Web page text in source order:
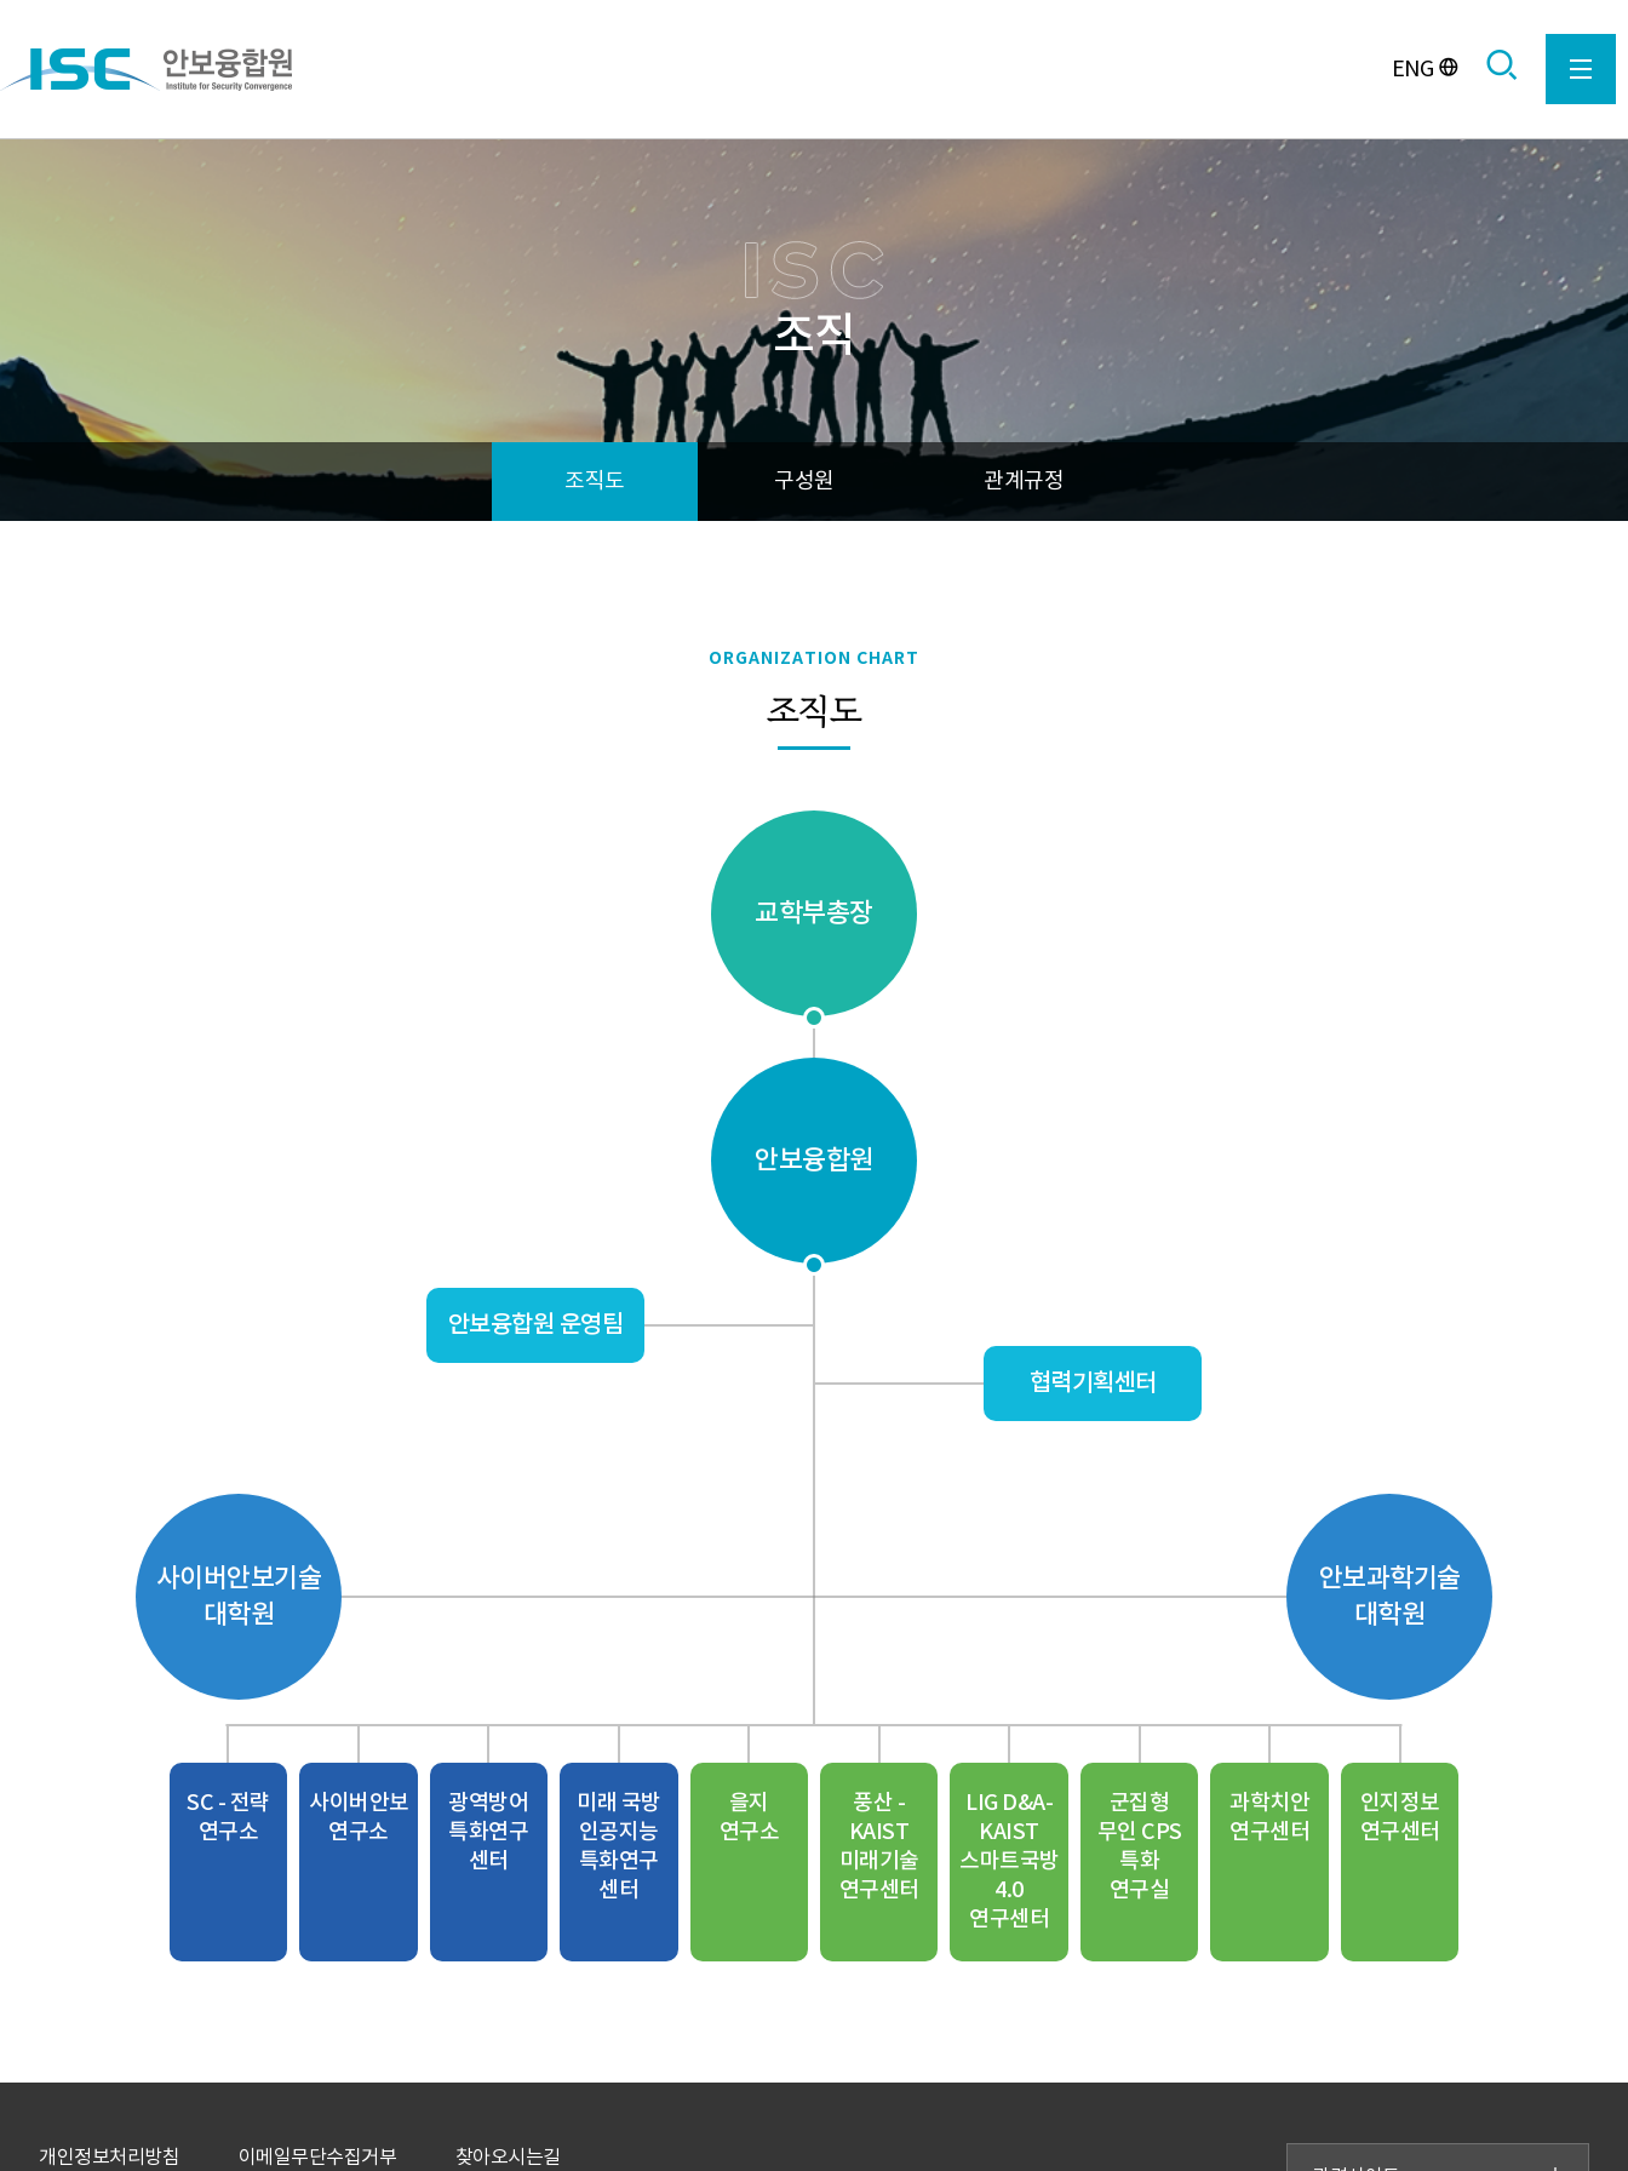
ENG
조직
조직도 구성원 관계규정
ORGANIZATION CHART
조직도
교학부총장
안보융합원
안보융합원 운영팀
협력기획센터
사이버안보기술
대학원
안보과학기술
대학원
SC - 전략
연구소
사이버안보
연구소
광역방어
특화연구
센터
미래 국방
인공지능
특화연구
센터
을지
연구소
풍산 -
KAIST
미래기술
연구센터
LIG D&A-
KAIST
스마트국방
4.0
연구센터
군집형
무인 CPS
특화
연구실
과학치안
연구센터
인지정보
연구센터
개인정보처리방침 이메일무단수집거부
찾아오시는길